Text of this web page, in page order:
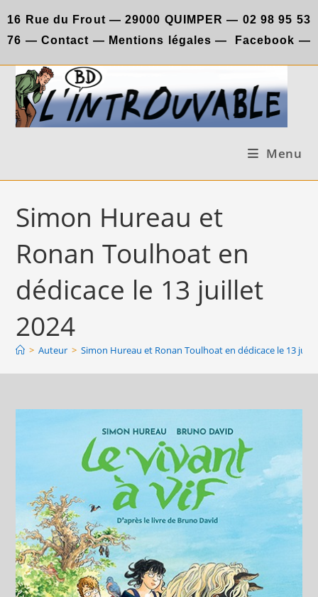
to
content
16 Rue du Frout —29000 QUIMPER — 02 98 95 53
76 — Contact — Mentions légales — Facebook —
Menu
Simon Hureau et
Ronan Toulhoat en
dédicace le 13 juillet
2024
> Auteur > Simon Hureau et Ronan Toulhoat en dédicace le 13